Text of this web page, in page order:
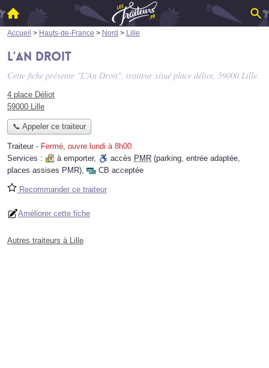
Accueil > Hauts-de-France > Nord > Lille
L'An Droit
Cette fiche présente "L'An Droit", traiteur situé place déliot, 59000 Lille.
4 place Déliot
59000 Lille
📞 Appeler ce traiteur
Traiteur - Fermé, ouvre lundi à 8h00
Services :
à emporter, accès PMR (parking, entrée adaptée,
places assises PMR), CB acceptée
Recommander ce traiteur
Améliorer cette fiche
Autres traiteurs à Lille